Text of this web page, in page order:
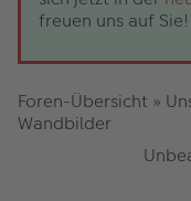
freuen uns auf Sie!
Foren-Übersicht »
Wandbilder